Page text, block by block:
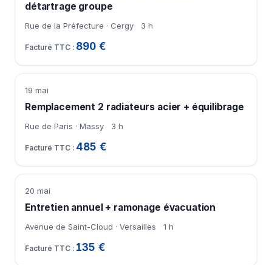
détartrage groupe
Rue de la Préfecture · Cergy 3 h
890 €
19 mai
Remplacement 2 radiateurs acier + équilibrage
Rue de Paris · Massy 3 h
485 €
20 mai
Entretien annuel + ramonage évacuation
Avenue de Saint-Cloud · Versailles 1 h
135 €